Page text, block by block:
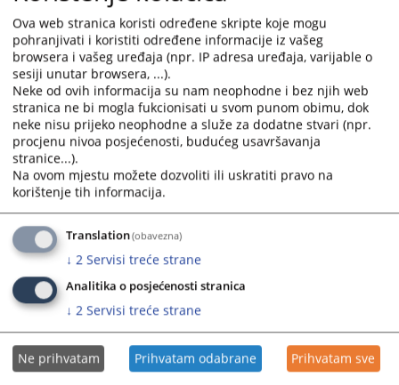
to
get
the
keyboard
shortcuts
for
changing
dates.
to
get
the
keyboard
shortcuts
for
changing
dates.
27.01.2025.
15.01.2025.
Rješenje - 01-07-10-25-5/2025
07.01.2025.
Rješenje - 01-07-10-25-2/2025
30.12.2024.
Rješenje - 01-07-10-51-296/2024
27.12.2024.
Rješenje - 01-07-10-51-295/2024
Ova web stranica koristi određene skripte koje mogu
pohranjivati i koristiti određene informacije iz vašeg
browsera i vašeg uređaja (npr. IP adresa uređaja, varijable o
sesiji unutar browsera, ...).
Neke od ovih informacija su nam neophodne i bez njih web
stranica ne bi mogla fukcionisati u svom punom obimu, dok
neke nisu prijeko neophodne a služe za dodatne stvari (npr.
procjenu nivoa posjećenosti, budućeg usavršavanja
stranice...).
Na ovom mjestu možete dozvoliti ili uskratiti pravo na
korištenje tih informacija.
Translation(obavezna)
↓ 2 Servisi treće strane
Analitika o posjećenosti stranica
↓ 2 Servisi treće strane
Ne prihvatam Prihvatam odabrane Prihvatam sve